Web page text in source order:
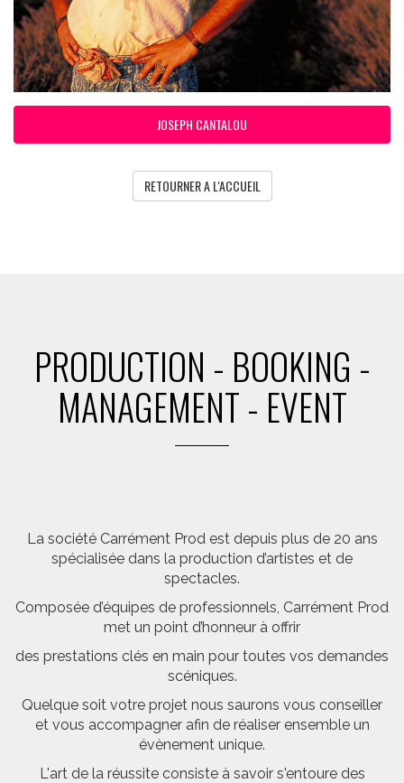
JOSEPH CANTALOU
RETOURNER A L'ACCUEIL
PRODUCTION - BOOKING -
MANAGEMENT - EVENT
La société Carrément Prod est depuis plus de 20 ans
spécialisée dans la production d’artistes et de
spectacles.
Composée d’équipes de professionnels, Carrément Prod
met un point d’honneur à offrir
des prestations clés en main pour toutes vos demandes
scéniques.
Quelque soit votre projet nous saurons vous conseiller
et vous accompagner afin de réaliser ensemble un
évènement unique.
L'art de la réussite consiste à savoir s'entoure des